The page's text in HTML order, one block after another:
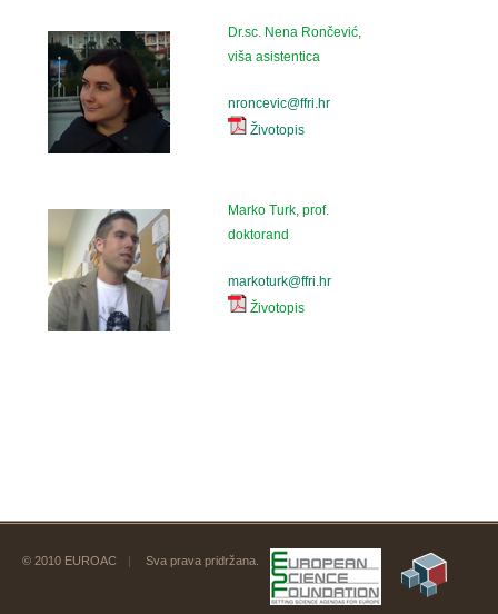
Dr.sc. Nena Rončević,
viša asistentica
nroncevic@ffri.hr
Životopis
Marko Turk, prof.
doktorand
markoturk@ffri.hr
Životopis
© 2010 EUROAC | Sva prava pridržana.